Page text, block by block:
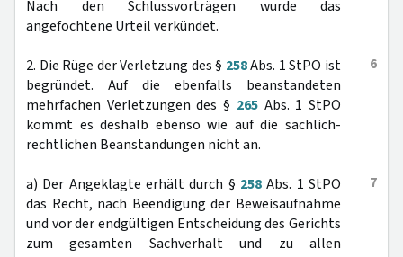
Nach den Schlussvorträgen wurde das
angefochtene Urteil verkündet.
6
2. Die Rüge der Verletzung des § 258Abs. 1 StPO ist
begründet. Auf die ebenfalls beanstandeten
mehrfachen Verletzungen des § 265Abs. 1 StPO
kommt es deshalb ebenso wie auf die sachlich-
rechtlichen Beanstandungen nicht an.
7
a) Der Angeklagte erhält durch § 258 Abs. 1 StPO
das Recht, nach Beendigung der Beweisaufnahme
und vor der endgültigen Entscheidung des Gerichts
zum gesamten Sachverhalt und zu allen